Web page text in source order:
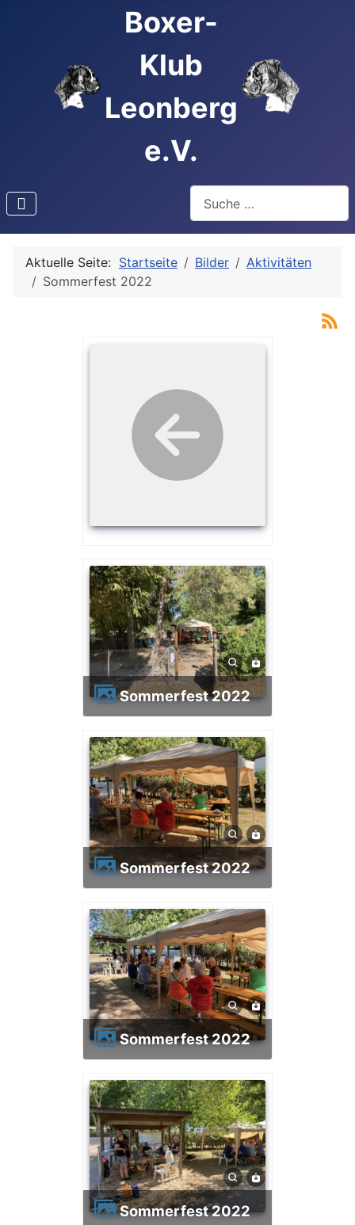
Boxer-
Klub
Leonberg
e.V.
Type 2 or more characters
Aktuelle Seite: Startseite Bilder
Aktivitäten
Sommerfest 2022
Sommerfest 2022
Sommerfest 2022
Sommerfest 2022
Sommerfest 2022